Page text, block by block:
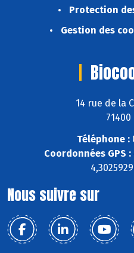
Protection
Gestion des
14 rue de la
Téléphone :
Coordonnées GPS :
Nous suivre sur